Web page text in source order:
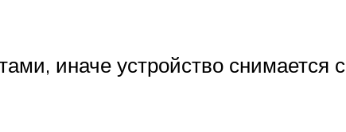
иначе устройство снимается